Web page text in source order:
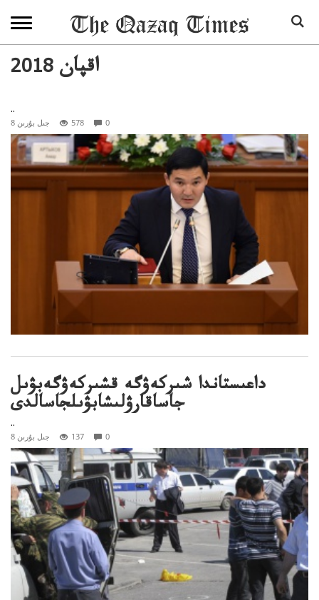
2018 اقپان
..
8 جىل بۇرىن 578 0
داعىستاندا شىركەۋگە قشىركەۋگەبۋىل
جاساقارۋلىشابۋىلجاسالدى
..
8 جىل بۇرىن 137 0